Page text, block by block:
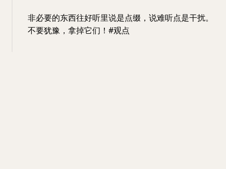
非必要的东西往好听里说是点缀，说难听点是干扰。
不要犹豫，拿掉它们！#观点